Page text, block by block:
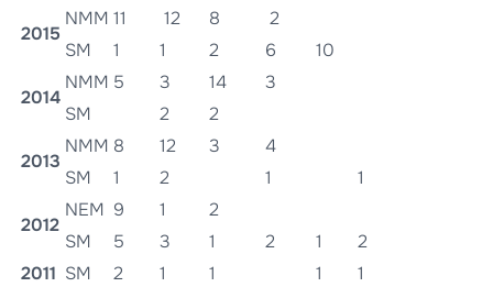
2015
NMM 11 12 8
2
SM
1 1 2 6 10
2014
NMM 5 3 14
3
SM
2 2
2013
NMM 8 12 3
4
SM
1 2 1 1
2012
NEM 9 1
2
SM
5 3 1 2 1
2
2011 SM 2 1 1 1 1